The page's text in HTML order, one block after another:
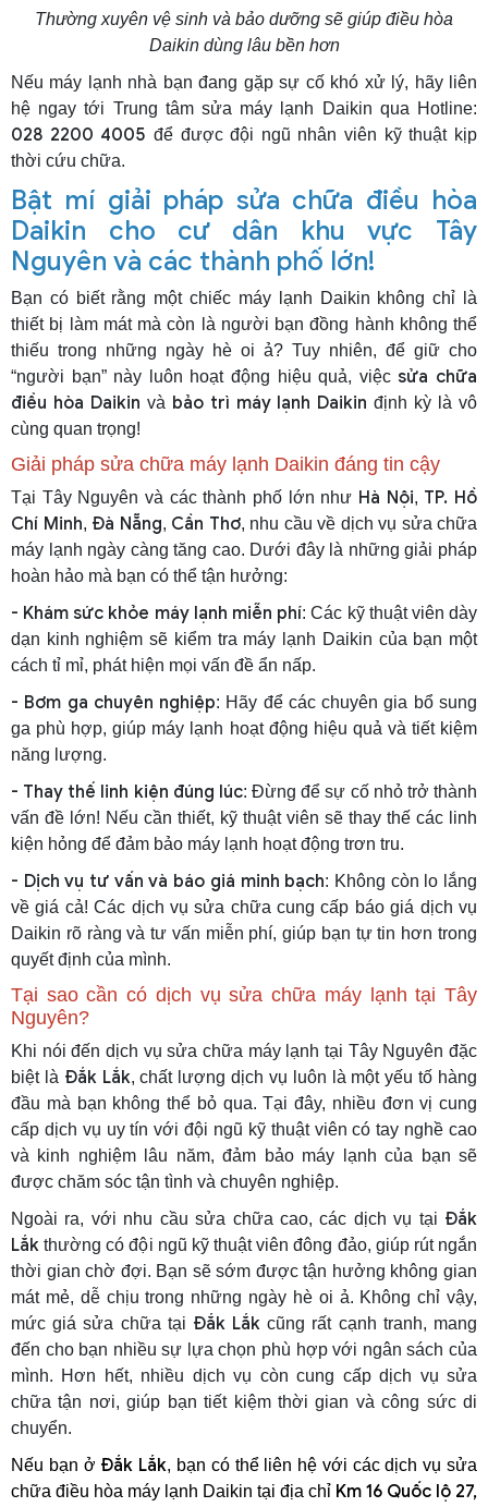
Thường xuyên vệ sinh và bảo dưỡng sẽ giúp điều hòa
Daikin dùng lâu bền hơn
Nếu máy lạnh nhà bạn đang gặp sự cố khó xử lý, hãy liên
hệ ngay tới Trung tâm sửa máy lạnh Daikin qua Hotline:
028 2200 4005 để được đội ngũ nhân viên kỹ thuật kịp
thời cứu chữa.
Bật mí giải pháp sửa chữa điều hòa
Daikin cho cư dân khu vực Tây
Nguyên và các thành phố lớn!
Bạn có biết rằng một chiếc máy lạnh Daikin không chỉ là
thiết bị làm mát mà còn là người bạn đồng hành không thể
thiếu trong những ngày hè oi ả? Tuy nhiên, để giữ cho
“người bạn” này luôn hoạt động hiệu quả, việc sửa chữa
điều hòa Daikin và bảo trì máy lạnh Daikin định kỳ là vô
cùng quan trọng!
Giải pháp sửa chữa máy lạnh Daikin đáng tin cậy
Tại Tây Nguyên và các thành phố lớn như Hà Nội, TP. Hồ
Chí Minh, Đà Nẵng, Cần Thơ, nhu cầu về dịch vụ sửa chữa
máy lạnh ngày càng tăng cao. Dưới đây là những giải pháp
hoàn hảo mà bạn có thể tận hưởng:
- Khám sức khỏe máy lạnh miễn phí: Các kỹ thuật viên dày
dạn kinh nghiệm sẽ kiểm tra máy lạnh Daikin của bạn một
cách tỉ mỉ, phát hiện mọi vấn đề ẩn nấp.
- Bơm ga chuyên nghiệp: Hãy để các chuyên gia bổ sung
ga phù hợp, giúp máy lạnh hoạt động hiệu quả và tiết kiệm
năng lượng.
- Thay thế linh kiện đúng lúc: Đừng để sự cố nhỏ trở thành
vấn đề lớn! Nếu cần thiết, kỹ thuật viên sẽ thay thế các linh
kiện hỏng để đảm bảo máy lạnh hoạt động trơn tru.
- Dịch vụ tư vấn và báo giá minh bạch: Không còn lo lắng
về giá cả! Các dịch vụ sửa chữa cung cấp báo giá dịch vụ
Daikin rõ ràng và tư vấn miễn phí, giúp bạn tự tin hơn trong
quyết định của mình.
Tại sao cần có dịch vụ sửa chữa máy lạnh tại Tây
Nguyên?
Khi nói đến dịch vụ sửa chữa máy lạnh tại Tây Nguyên đặc
biệt là Đắk Lắk, chất lượng dịch vụ luôn là một yếu tố hàng
đầu mà bạn không thể bỏ qua. Tại đây, nhiều đơn vị cung
cấp dịch vụ uy tín với đội ngũ kỹ thuật viên có tay nghề cao
và kinh nghiệm lâu năm, đảm bảo máy lạnh của bạn sẽ
được chăm sóc tận tình và chuyên nghiệp.
Ngoài ra, với nhu cầu sửa chữa cao, các dịch vụ tại Đắk
Lắk thường có đội ngũ kỹ thuật viên đông đảo, giúp rút ngắn
thời gian chờ đợi. Bạn sẽ sớm được tận hưởng không gian
mát mẻ, dễ chịu trong những ngày hè oi ả. Không chỉ vậy,
mức giá sửa chữa tại Đắk Lắk cũng rất cạnh tranh, mang
đến cho bạn nhiều sự lựa chọn phù hợp với ngân sách của
mình. Hơn hết, nhiều dịch vụ còn cung cấp dịch vụ sửa
chữa tận nơi, giúp bạn tiết kiệm thời gian và công sức di
chuyển.
Nếu bạn ở Đắk Lắk, bạn có thể liên hệ với các dịch vụ sửa
chữa điều hòa máy lạnh Daikin tại địa chỉ Km 16 Quốc lộ 27,